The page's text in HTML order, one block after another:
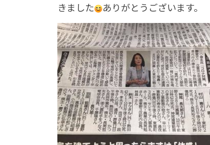
きました
ありがとうございます。